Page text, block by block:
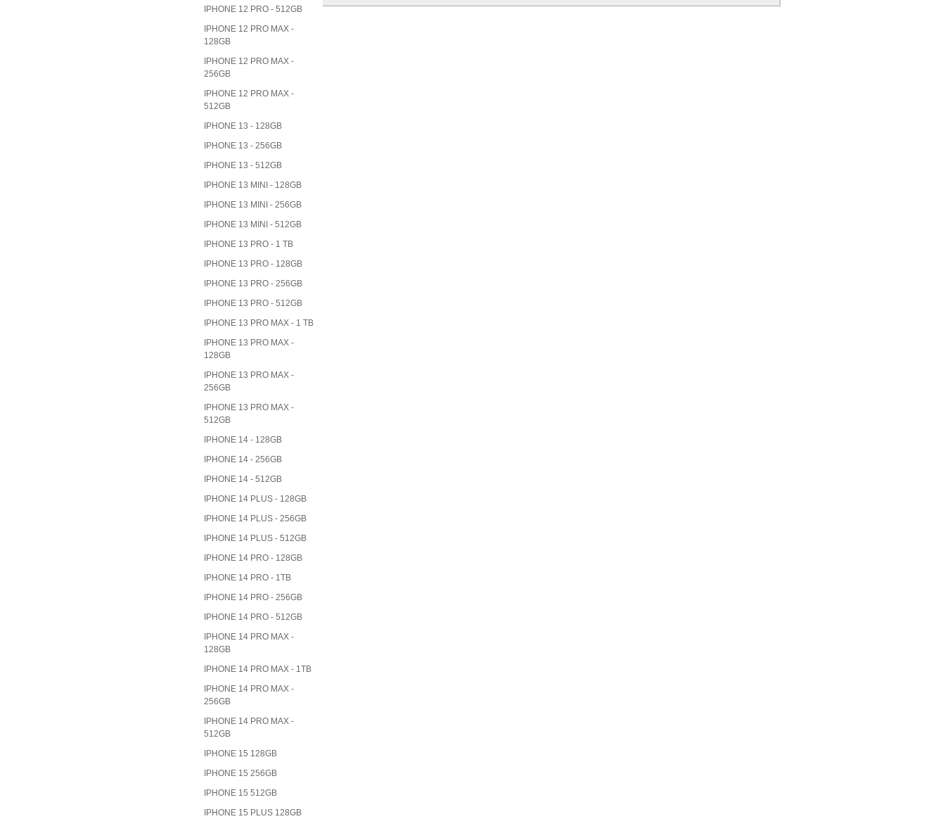
IPHONE 12 PRO - 512GB
IPHONE 12 PRO MAX -
128GB
IPHONE 12 PRO MAX -
256GB
IPHONE 12 PRO MAX -
512GB
IPHONE 13 - 128GB
IPHONE 13 - 256GB
IPHONE 13 - 512GB
IPHONE 13 MINI - 128GB
IPHONE 13 MINI - 256GB
IPHONE 13 MINI - 512GB
IPHONE 13 PRO - 1 TB
IPHONE 13 PRO - 128GB
IPHONE 13 PRO - 256GB
IPHONE 13 PRO - 512GB
IPHONE 13 PRO MAX - 1 TB
IPHONE 13 PRO MAX -
128GB
IPHONE 13 PRO MAX -
256GB
IPHONE 13 PRO MAX -
512GB
IPHONE 14 - 128GB
IPHONE 14 - 256GB
IPHONE 14 - 512GB
IPHONE 14 PLUS - 128GB
IPHONE 14 PLUS - 256GB
IPHONE 14 PLUS - 512GB
IPHONE 14 PRO - 128GB
IPHONE 14 PRO - 1TB
IPHONE 14 PRO - 256GB
IPHONE 14 PRO - 512GB
IPHONE 14 PRO MAX -
128GB
IPHONE 14 PRO MAX - 1TB
IPHONE 14 PRO MAX -
256GB
IPHONE 14 PRO MAX -
512GB
IPHONE 15 128GB
IPHONE 15 256GB
IPHONE 15 512GB
IPHONE 15 PLUS 128GB